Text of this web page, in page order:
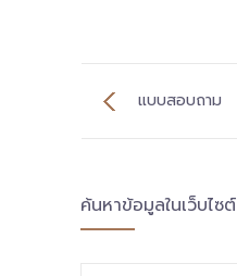
แบบสอบถาม
เรียนรู้โครงการ
ค้นหาข้อมูลในเว็บไซต์